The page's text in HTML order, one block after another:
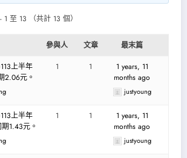
至 13 （共計 13 個）
參與人 文章
最末篇
上半年
2.06元。
1 1
1 years, 11
months ago
justyoung
上半年
1.43元。
1 1
1 years, 11
months ago
justyoung